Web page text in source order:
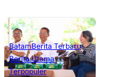
BatamBerita Terbaru
Berita Utama
Terpopuler